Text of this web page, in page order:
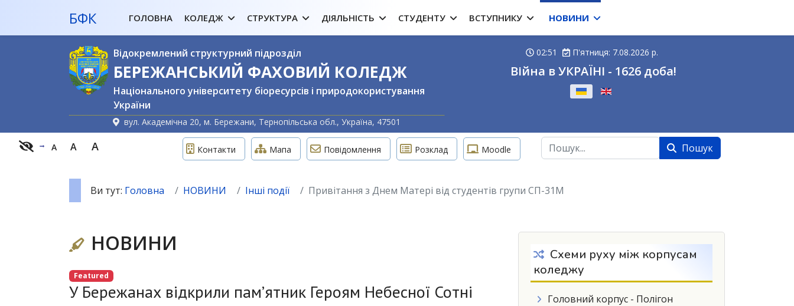
БФК ГОЛОВНА КОЛЕДЖ СТРУКТУРА ДІЯЛЬНІСТЬ СТУДЕНТУ ВСТУПНИКУ НОВИНИ
Відокремлений структурний підрозділ
БЕРЕЖАНСЬКИЙ ФАХОВИЙ КОЛЕДЖ
Національного університету біоресурсів і природокористування
України
вул. Академічна 20, м. Бережани, Тернопільська обл., Україна, 47501
02:51 П'ятниця: 7.08.2026 р.
Війна в УКРАЇНІ - 1626 доба!
A A A Контакти Мапа Повідомлення Розклад Moodle Пошук Пошук
Ви тут: Головна НОВИНИ Інші події Привітання з Днем Матері від студентів групи СП-31М
НОВИНИ
Featured
У Бережанах відкрили пам’ятник Героям Небесної Сотні
Схеми руху між корпусам
коледжу
Головний корпус - Полігон